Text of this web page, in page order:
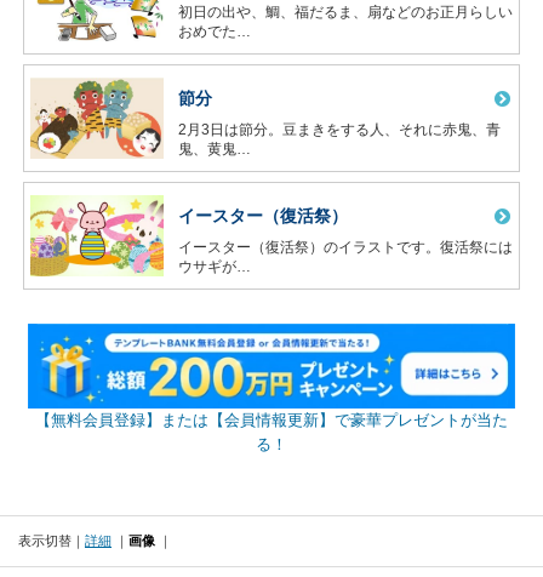
初日の出や、鯛、福だるま、扇などのお正月らしい
おめでた…
節分
2月3日は節分。豆まきをする人、それに赤鬼、青
鬼、黄鬼…
イースター（復活祭）
イースター（復活祭）のイラストです。復活祭には
ウサギが…
【無料会員登録】または【会員情報更新】で豪華プレゼントが当た
る！
表示切替 詳細 画像